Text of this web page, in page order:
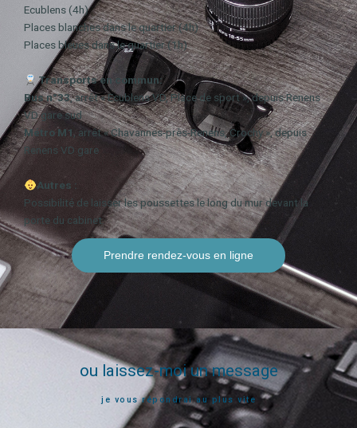
Ecublens (4h)
Places blanches dans le quartier (4h)
Places bleues dans le quartier (1h)
Transports en commun:
Busn°33, arrêt « Ecublens VD, Place de sport », depuis Renens
VD gare sud
Métro M1, arrêt « Chavannes-près-Renens, Crochy », depuis
Renens VD gare
Autres :
Possibilité de laisser les poussettes le long du mur devant la
porte du cabinet.
Prendre rendez-vous en ligne
ou laissez-moi un message
je vous répondrai au plus vite